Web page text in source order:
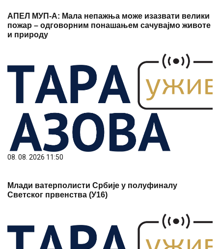
АПЕЛ МУП-А: Мала непажња може изазвати велики
пожар – одговорним понашањем сачувајмо животе
и природу
08. 08. 2026 11:50
Млади ватерполисти Србије у полуфиналу
Светског првенства (У16)